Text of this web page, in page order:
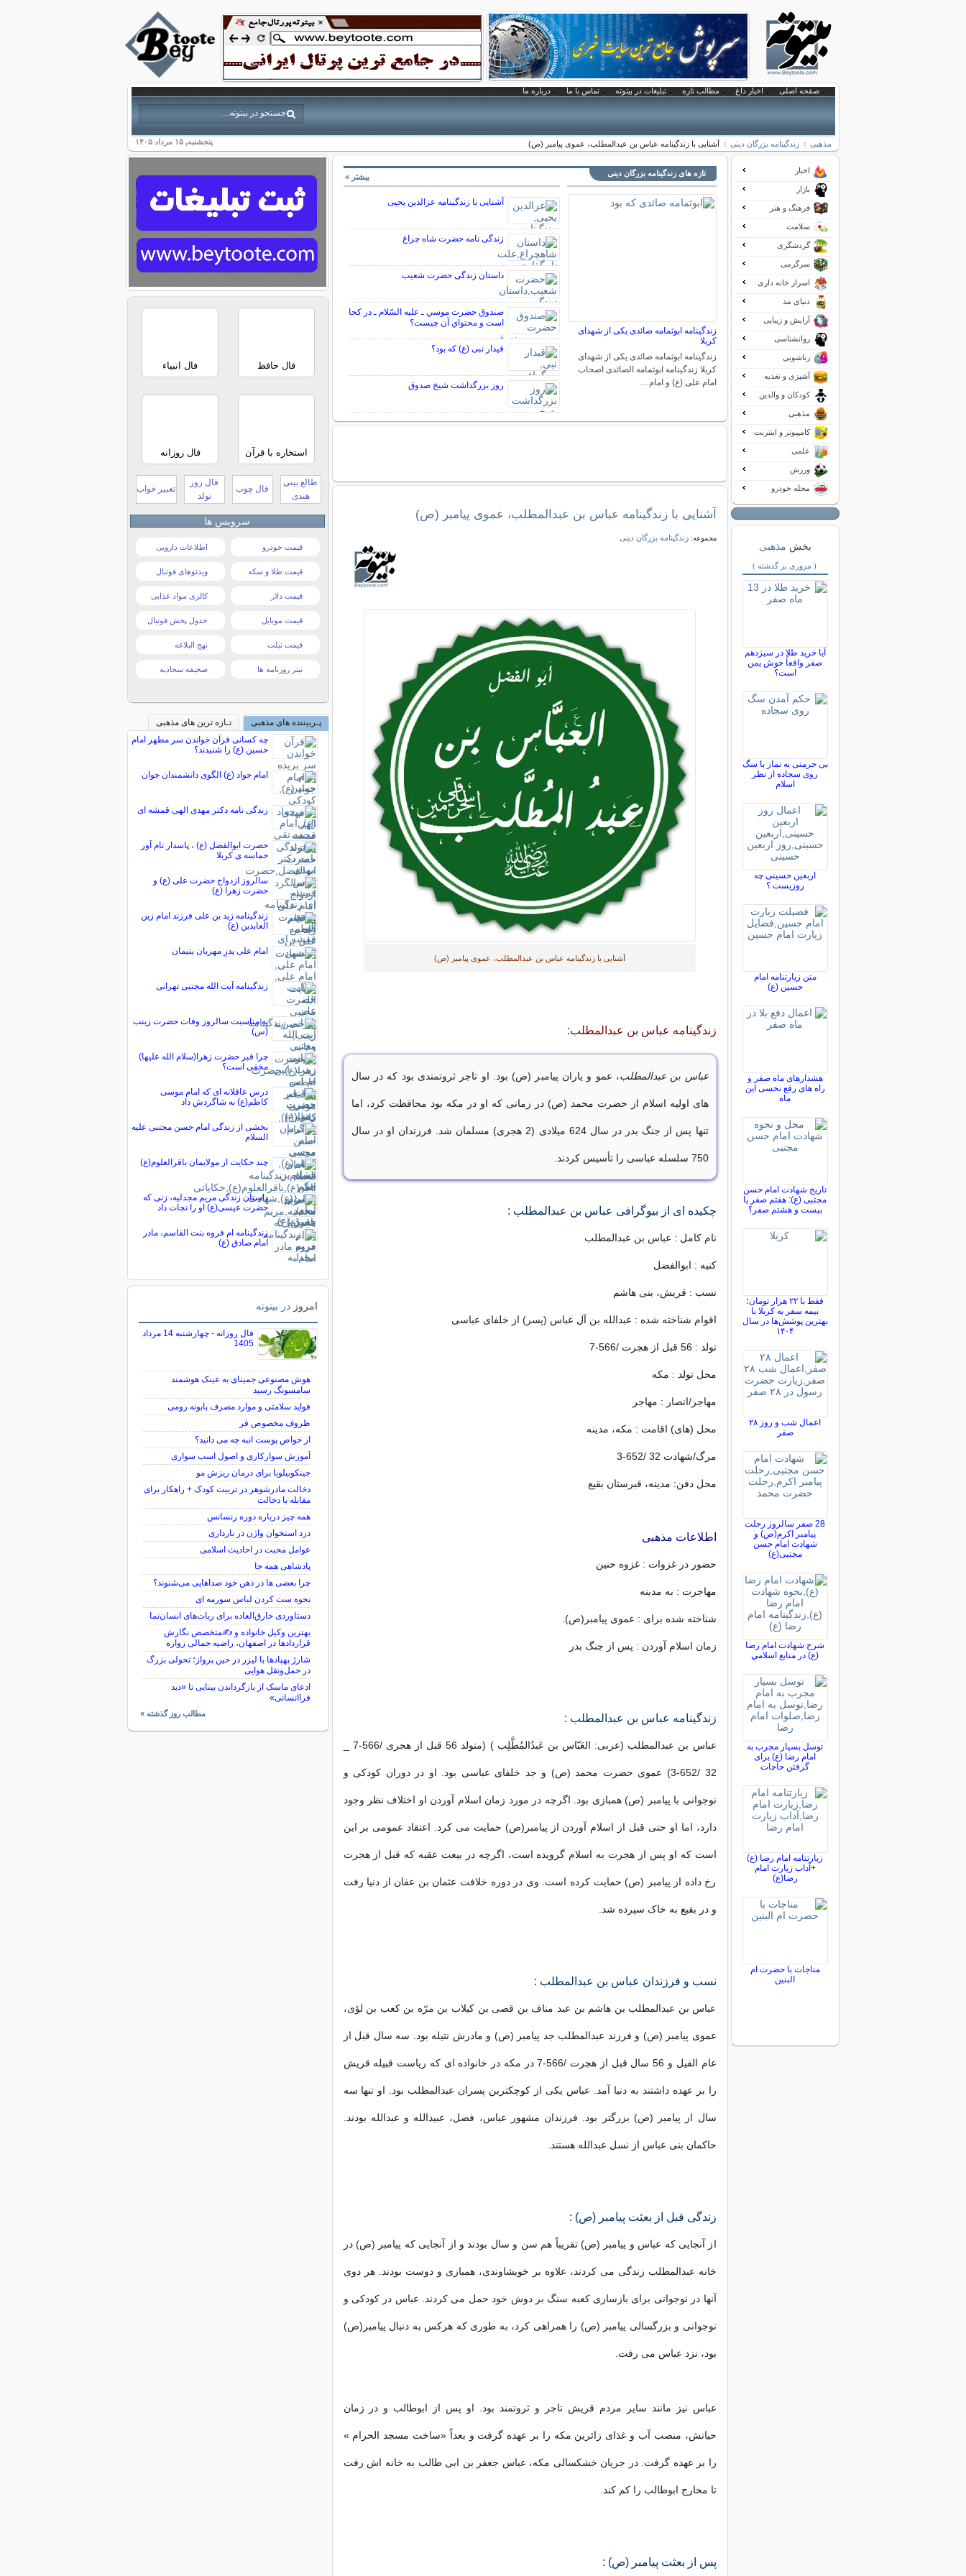
صفحه اصلی اخبار داغ مطالب تازه تبلیغات در بیتوته تماس با ما درباره ما
پنجشنبه, ۱۵ مرداد ۱۴۰۵ مذهبی زندگینامه بزرگان دینی آشنایی با زندگینامه عباس بن عبدالمطلب، عموی پیامبر (ص)
تازه های زندگینامه بزرگان دینی
زندگینامه ابوثمامه صائدی یکی از شهدای
کربلا
زندگینامه ابوثمامه صائدی یکی از شهدای
کربلا زندگینامه ابوثمامه الصائدی اصحاب
امام علی (ع) و امام…
آشنایی با زندگینامه عزالدین یحیی
زندگی نامه حضرت شاه چراغ
داستان زندگی حضرت شعیب
صندوق حضرت موسي ـ عليه السّلام ـ در كجا
است و محتواي آن چيست؟
قیدار نبی (ع) که بود؟
روز بزرگداشت شيخ صدوق
بیشتر »
آشنایی با زندگینامه عباس بن عبدالمطلب، عموی پیامبر (ص)
مجموعه:زندگینامه بزرگان دینی
آشنایی با زندگینامه عباس بن عبدالمطلب، عموی پیامبر (ص)
زندگینامه عباس بن عبدالمطلب:
عباس بن عبدالمطلب، عمو و یاران پیامبر (ص) بود. او تاجر ثروتمندی بود که در سال
های اولیه اسلام از حضرت محمد (ص) در زمانی که او در مکه بود محافظت کرد، اما
تنها پس از جنگ بدر در سال 624 میلادی (2 هجری) مسلمان شد. فرزندان او در سال
750 سلسله عباسی را تأسیس کردند.
چکیده ای از بیوگرافی عباس بن عبدالمطلب :
نام کامل : عباس بن عبدالمطلب
کنیه : ابوالفضل
نسب : قریش، بنی هاشم
اقوام شناخته شده : عبدالله بن آل عباس (پسر) از خلفای عباسی
تولد : 56 قبل از هجرت /566-7
محل تولد : مکه
مهاجر/انصار : مهاجر
محل (های) اقامت : مکه، مدینه
مرگ/شهادت 32 /652-3
محل دفن: مدینه، قبرستان بقیع
اطلاعات مذهبی
حضور در غزوات : غزوه حنین
مهاجرت : به مدینه
شناخته شده برای : عموی پیامبر(ص).
زمان اسلام آوردن : پس از جنگ بدر
زندگینامه عباس بن عبدالمطلب :
32 /652-3) عموی حضرت محمد (ص) و جد خلفای عباسی بود. او در دوران کودکی و
نوجوانی با پیامبر (ص) همبازی بود. اگرچه در مورد زمان اسلام آوردن او اختلاف نظر وجود
دارد، اما او حتی قبل از اسلام آوردن از پیامبر(ص) حمایت می کرد. اعتقاد عمومی بر این
است که او پس از هجرت به اسلام گرویده است، اگرچه در بیعت عقبه که قبل از هجرت
رخ داده از پیامبر (ص) حمایت کرده است. وی در دوره خلافت عثمان بن عفان از دنیا رفت
و در بقیع به خاک سپرده شد.
نسب و فرزندان عباس بن عبدالمطلب :
عباس بن عبدالمطلب بن هاشم بن عبد مناف بن قصی بن کیلاب بن مرّه بن کعب بن لؤی،
عموی پیامبر (ص) و فرزند عبدالمطلب جد پیامبر (ص) و مادرش نتیله بود. سه سال قبل از
عام الفیل و 56 سال قبل از هجرت /566-7 در مکه در خانواده ای که ریاست قبیله قریش
را بر عهده داشتند به دنیا آمد. عباس یکی از کوچکترین پسران عبدالمطلب بود. او تنها سه
سال از پیامبر (ص) بزرگتر بود. فرزندان مشهور عباس، فضل، عبیدالله و عبدالله بودند.
حاکمان بنی عباس از نسل عبدالله هستند.
زندگی قبل از بعثت پیامبر (ص) :
از آنجایی که عباس و پیامبر (ص) تقریباً هم سن و سال بودند و از آنجایی که پیامبر (ص) در
خانه عبدالمطلب زندگی می کردند، علاوه بر خویشاوندی، همبازی و دوست بودند. هر دوی
آنها در نوجوانی برای بازسازی کعبه سنگ بر دوش خود حمل می کردند. عباس در کودکی و
نوجوانی و بزرگسالی پیامبر (ص) را همراهی کرد، به طوری که هرکس به دنبال پیامبر(ص)
بود، نزد عباس می رفت.
عباس نیز مانند سایر مردم قریش تاجر و ثروتمند بود. او پس از ابوطالب و در زمان
حیاتش، منصب آب و غذای زائرین مکه را بر عهده گرفت و بعداً «ساخت مسجد الحرام »
را بر عهده گرفت. در جریان خشکسالی مکه، عباس جعفر بن ابی طالب به خانه اش رفت
تا مخارج ابوطالب را کم کند.
پس از بعثت پیامبر (ص) :
اخبار
بازار
فرهنگ و هنر
سلامت
گردشگری
سرگرمی
اسرار خانه داری
دنیای مد
آرایش و زیبایی
روانشناسی
زناشویی
آشپزی و تغذیه
کودکان و والدین
مذهبی
کامپیوتر و اینترنت
علمی
ورزش
مجله خودرو
بخش مذهبی
( مروری بر گذشته )
آیا خرید طلا در سیزدهم
صفر واقعاً خوش یمن
است؟
بی حرمتی به نماز با سگ
روی سجاده از نظر
اسلام
اربعین حسینی چه
روزیست ؟
متن زیارتنامه امام
حسین (ع)
هشدارهای ماه صفر و
راه های رفع نحسی این
ماه
تاریخ شهادت امام حسن
مجتبی (ع): هفتم صفر یا
بیست و هشتم صفر؟
فقط با ۲۲ هزار تومان؛
بیمه سفر به کربلا با
بهترین پوشش‌ها در سال
۱۴۰۴
اعمال شب و روز ۲۸
صفر
28 صفر سالروز رحلت
پیامبر اکرم(ص) و
شهادت امام حسن
مجتبی(ع)
شرح شهادت امام رضا
(ع) در منابع اسلامي
توسل بسیار مجرب به
امام رضا (ع) برای
گرفتن حاجات
زیارتنامه امام رضا (ع)
+آداب زیارت امام
رضا(ع)
مناجات با حضرت ام
البنین
فال حافظ فال انبیاء
استخاره با قرآن فال روزانه
طالع بینی
هندی
فال چوب
فال روز
تولد
تعبیر خواب
سرویس ها
قیمت خودرو اطلاعات دارویی
قیمت طلا و سکه ویدئوهای فوتبال
قیمت دلار کالری مواد غذایی
قیمت موبایل جدول پخش فوتبال
قیمت تبلت نهج البلاغه
تیتر روزنامه ها صحیفه سجادیه
پـربیننده های مذهبی
تـازه ترین های مذهبی
چه کسانی قرآن خواندن سر مطهر امام
حسین (ع) را شنیدند؟
امام جواد (ع) الگوى دانشمندان جوان
زندگی نامه دکتر مهدی الهی قمشه ای
حضرت ابوالفضل (ع) ، پاسدار نام آور
حماسه ی کربلا
سالروز ازدواج حضرت علی (ع) و
حضرت زهرا (ع)
زندگینامه زید بن علی فرزند امام زین
العابدین (ع)
امام علی پدرِ مهربان یتیمان
زندگینامه آیت الله مجتبی تهرانی
به مناسبت سالروز وفات حضرت زينب
(س)
چرا قبر حضرت زهرا(سلام الله علیها)
مخفی است؟
درس عاقلانه ای که امام موسی
کاظم(ع) به شاگردش داد
بخشی از زندگی امام حسن مجتبی علیه
السلام
چند حکایت از مولایمان باقرالعلوم(ع)
داستان زندگی مریم مجدلیه، زنی که
حضرت عیسی(ع) او را نجات داد
زندگینامه ام فروه بنت القاسم، مادر
امام صادق (ع)
امروز در بیتوته
فال روزانه - چهارشنبه 14 مرداد
1405
هوش مصنوعی جمینای به عینک هوشمند
سامسونگ رسید
فواید سلامتی و موارد مصرف بابونه رومی
ظروف مخصوص فر
از خواص پوست انبه چه می دانید؟
آموزش سوارکاری و اصول اسب سواری
جینکوبیلوبا برای درمان ریزش مو
دخالت مادرشوهر در تربیت کودک + راهکار برای
مقابله با دخالت
همه چیز درباره دوره رنسانس
درد استخوان واژن در بارداری
عوامل محبت در احادیث اسلامى
پادشاهی همه جا
چرا بعضی ها در ذهن خود صداهایی می‌شنوند؟
نحوه ست کردن لباس سورمه ای
دستاوردی خارق‌العاده برای ربات‌های انسان‌نما
بهترین وکیل خانواده و ✍️متخصص نگارش
قراردادها در اصفهان، راضیه جمالی زواره
شارژ پهپادها با لیزر در حین پرواز؛ تحولی بزرگ
در حمل‌ونقل هوایی
ادعای ماسک از بازگرداندن بینایی تا «دید
فراانسانی»
مطالب روز گذشته »